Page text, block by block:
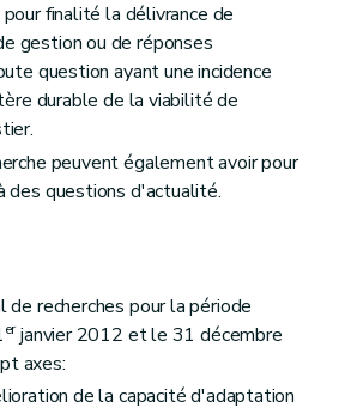
finalité la délivrance de
gestion ou de réponses
question ayant une incidence
durable de la viabilité de
peuvent également avoir pour
des questions d'actualité.
de recherches pour la période
erjanvier 2012 et le 31 décembre
axes:
de la capacité d'adaptation